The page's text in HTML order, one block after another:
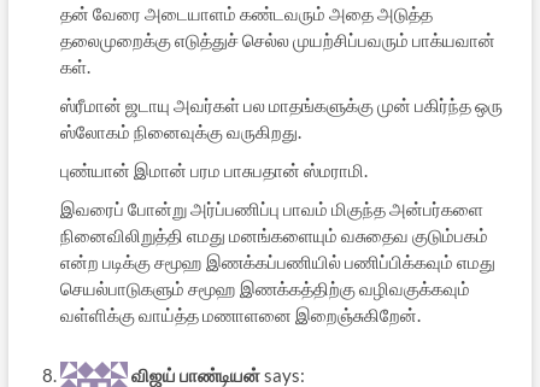
தன் வேரை அடையாளம் கண்டவரும் அதை அடுத்த
தலைமுறைக்கு எடுத்துச் செல்ல முயற்சிப்பவரும் பாக்யவான்
கள்.
ஸ்ரீமான் ஜடாயு அவர்கள் பல மாதங்களுக்கு முன் பகிர்ந்த ஒரு
ஸ்லோகம் நினைவுக்கு வருகிறது.
புண்யான் இமான் பரம பாசுபதான் ஸ்மராமி.
இவரைப் போன்று அர்ப்பணிப்பு பாவம் மிகுந்த அன்பர்களை
நினைவிலிறுத்தி எமது மனங்களையும் வசுதைவ குடும்பகம்
என்ற படிக்கு சமூஹ இணக்கப்பணியில் பணிப்பிக்கவும் எமது
செயல்பாடுகளும் சமூஹ இணக்கத்திற்கு வழிவகுக்கவும்
வள்ளிக்கு வாய்த்த மணாளனை இறைஞ்சுகிறேன்.
விஜய் பாண்டியன்says: